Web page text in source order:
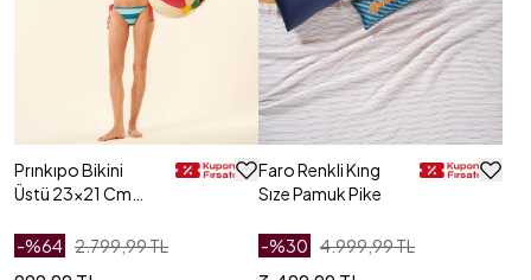
Prınkıpo Bikini
Üstü 23x21 Cm
-%64 2.799,99 TL
Faro Renkli Kıng
Sıze Pamuk Pike
-%30 4.999,99 TL